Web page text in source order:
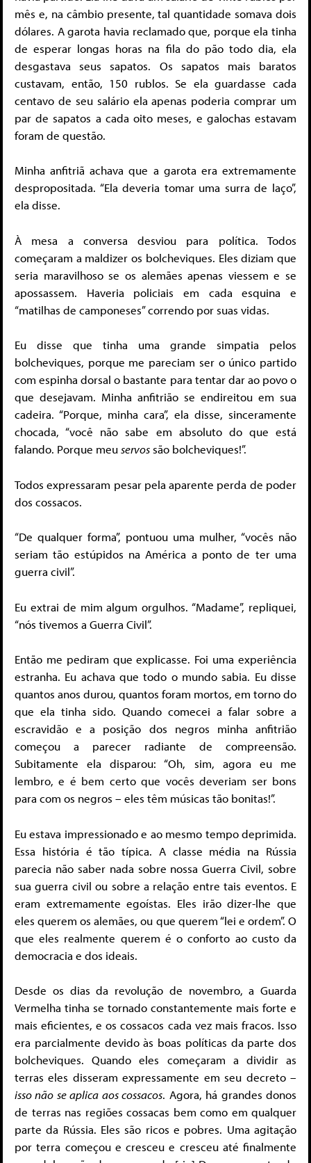
mês e, na câmbio presente, tal quantidade somava dois
dólares. A garota havia reclamado que, porque ela tinha
de esperar longas horas na fila do pão todo dia, ela
desgastava seus sapatos. Os sapatos mais baratos
custavam, então, 150 rublos. Se ela guardasse cada
centavo de seu salário ela apenas poderia comprar um
par de sapatos a cada oito meses, e galochas estavam
foram de questão.
Minha anfitriã achava que a garota era extremamente
despropositada. “Ela deveria tomar uma surra de laço”,
ela disse.
À mesa a conversa desviou para política. Todos
começaram a maldizer os bolcheviques. Eles diziam que
seria maravilhoso se os alemães apenas viessem e se
apossassem. Haveria policiais em cada esquina e
“matilhas de camponeses” correndo por suas vidas.
Eu disse que tinha uma grande simpatia pelos
bolcheviques, porque me pareciam ser o único partido
com espinha dorsal o bastante para tentar dar ao povo o
que desejavam. Minha anfitrião se endireitou em sua
cadeira. “Porque, minha cara”, ela disse, sinceramente
chocada, “você não sabe em absoluto do que está
falando. Porque meuservos são bolcheviques!”.
Todos expressaram pesar pela aparente perda de poder
dos cossacos.
“De qualquer forma”, pontuou uma mulher, “vocês não
seriam tão estúpidos na América a ponto de ter uma
guerra civil”.
Eu extrai de mim algum orgulhos. “Madame”, repliquei,
“nós tivemos a Guerra Civil”.
Então me pediram que explicasse. Foi uma experiência
estranha. Eu achava que todo o mundo sabia. Eu disse
quantos anos durou, quantos foram mortos, em torno do
que ela tinha sido. Quando comecei a falar sobre a
escravidão e a posição dos negros minha anfitrião
começou a parecer radiante de compreensão.
Subitamente ela disparou: “Oh, sim, agora eu me
lembro, e é bem certo que vocês deveriam ser bons
para com os negros – eles têm músicas tão bonitas!”.
Eu estava impressionado e ao mesmo tempo deprimida.
Essa história é tão típica. A classe média na Rússia
parecia não saber nada sobre nossa Guerra Civil, sobre
sua guerra civil ou sobre a relação entre tais eventos. E
eram extremamente egoístas. Eles irão dizer-lhe que
eles querem os alemães, ou que querem “lei e ordem”. O
que eles realmente querem é o conforto ao custo da
democracia e dos ideais.
Desde os dias da revolução de novembro, a Guarda
Vermelha tinha se tornado constantemente mais forte e
mais eficientes, e os cossacos cada vez mais fracos. Isso
era parcialmente devido às boas políticas da parte dos
bolcheviques. Quando eles começaram a dividir as
terras eles disseram expressamente em seu decreto –
isso não se aplica aos cossacos. Agora, há grandes donos
de terras nas regiões cossacas bem como em qualquer
parte da Rússia. Eles são ricos e pobres. Uma agitação
por terra começou e cresceu e cresceu até finalmente